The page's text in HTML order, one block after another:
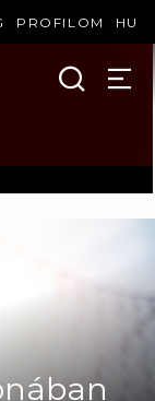
PROFILOM HU